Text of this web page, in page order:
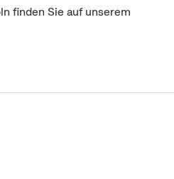
finden Sie auf unserem